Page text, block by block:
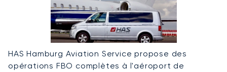
HAS Hamburg Aviation Service propose des
opérations FBO complètes à l'aéroport de